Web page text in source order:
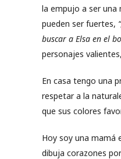
la empujo a ser una
pueden ser fuertes,
buscar a Elsa en el
personajes
En casa tengo una
respetar a la
que sus colores
Hoy soy una mamá
dibuja corazones